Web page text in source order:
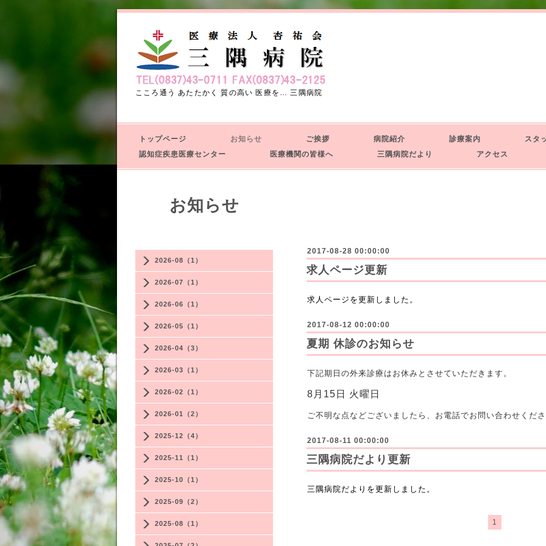
こころ通う あたたかく 質の高い 医療を… 三隅病院
トップページ お知らせ ご挨拶 病院紹介 診療案内
スタ
認知症疾患医療センター
医療機関の皆様へ 三隅病院だより アクセス
2026-08（1）
2026-07（1）
2026-06（1）
2026-05（1）
2026-04（3）
2026-03（1）
2026-02（1）
2026-01（2）
2025-12（4）
2025-11（1）
2025-10（1）
2025-09（2）
2025-08（1）
お知らせ
2017-08-28 00:00:00
求人ページ更新
求人ページを更新しました。
2017-08-12 00:00:00
夏期 休診のお知らせ
下記期日の外来診療はお休みとさせていただきます。
8月15日 火曜日
ご不明な点などございましたら、お電話でお問い合わせくだ
2017-08-11 00:00:00
三隅病院だより更新
三隅病院だよりを更新しました。
1